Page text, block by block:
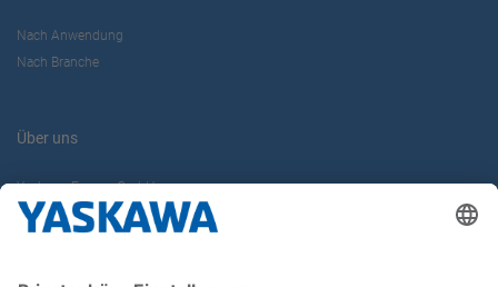
Nach Anwendung
Nach Branche
Über uns
Yaskawa Europe GmbH
Karriere